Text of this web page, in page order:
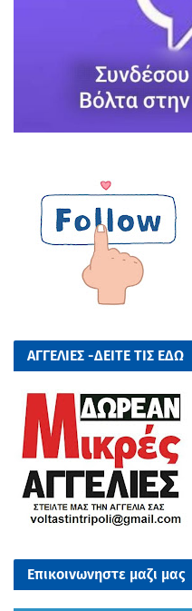
ΑΓΓΕΛΙΕΣ -ΔΕΙΤΕ ΤΙΣ ΕΔΩ
Επικοινωνηστε μαζι μας